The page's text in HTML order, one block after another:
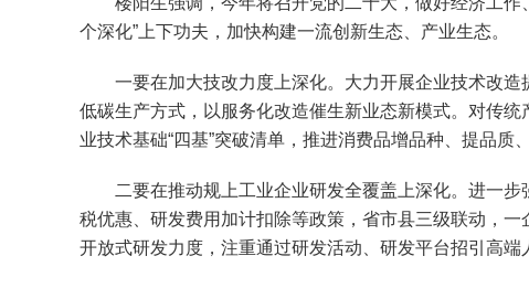
个深化”上下功夫，加快构建一流创新生态、产业生态。
一要在加大技改力度上深化。大力开展企业技术改造
低碳生产方式，以服务化改造催生新业态新模式。对传
业技术基础“四基”突破清单，推进消费品增品种、提品质
二要在推动规上工业企业研发全覆盖上深化。进一步
税优惠、研发费用加计扣除等政策，省市县三级联动，
开放式研发力度，注重通过研发活动、研发平台招引高